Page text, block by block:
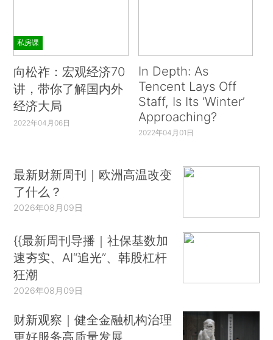
私房课
向松祚：宏观经济70
讲，带你了解国内外
经济大局
2022年04月06日
In Depth: As
Tencent Lays Off
Staff, Is Its ‘Winter’
Approaching?
2022年04月01日
最新财新周刊｜欧洲高温改变
了什么？
2026年08月09日
{{最新周刊导播｜社保基数加
速夯实、AI“追光”、韩股杠杆
狂潮
2026年08月09日
财新观察｜健全金融机构治理
更好服务高质量发展